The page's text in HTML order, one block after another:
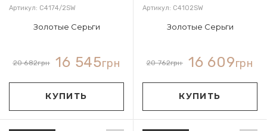
Артикул: С4174/2SW
Золотые Серьги
20 682грн 16 545грн
КУПИТЬ
Артикул: С4102SW
Золотые Серьги
20 762грн 16 609грн
КУПИТЬ